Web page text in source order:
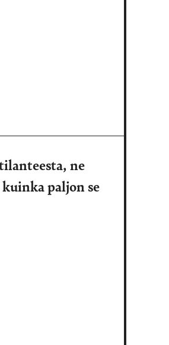
ne
paljon se